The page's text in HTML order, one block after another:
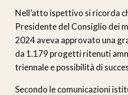
Nell’atto ispettivo si ricorda
Presidente del Consiglio dei
2024 aveva approvato una
da 1.179 progetti ritenuti
triennale e possibilità di
Secondo le comunicazioni